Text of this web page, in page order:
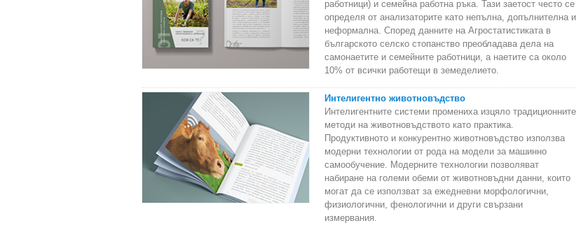
работници) и семейна работна ръка. Тази заетост често се
определя от анализаторите като непълна, допълнителна и
неформална. Според данните на Агростатистиката в
българското селско стопанство преобладава дела на
самонаетите и семейните работници, а наетите са около
10% от всички работещи в земеделието.
Интелигентно животновъдство
Интелигентните системи промениха изцяло традиционните
методи на животновъдството като практика.
Продуктивното и конкурентно животновъдство използва
модерни технологии от рода на модели за машинно
самообучение. Модерните технологии позволяват
набиране на големи обеми от животновъдни данни, които
могат да се използват за ежедневни морфологични,
физиологични, фенологични и други свързани
измервания.